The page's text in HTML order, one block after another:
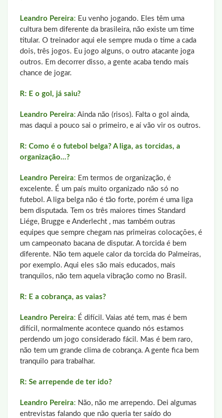
Leandro Pereira: Eu venho jogando. Eles têm uma
cultura bem diferente da brasileira, não existe um time
titular. O treinador aqui ele sempre muda o time a cada
dois, três jogos. Eu jogo alguns, o outro atacante joga
outros. Em decorrer disso, a gente acaba tendo mais
chance de jogar.
R: E o gol, já saiu?
Leandro Pereira: Ainda não (risos). Falta o gol ainda,
mas daqui a pouco sai o primeiro, e aí vão vir os outros.
R: Como é o futebol belga? A liga, as torcidas, a
organização...?
Leandro Pereira: Em termos de organização, é
excelente. É um país muito organizado não só no
futebol. A liga belga não é tão forte, porém é uma liga
bem disputada. Tem os três maiores times Standard
Liége, Brugge e Anderlecht , mas também outras
equipes que sempre chegam nas primeiras colocações, é
um campeonato bacana de disputar. A torcida é bem
diferente. Não tem aquele calor da torcida do Palmeiras,
por exemplo. Aqui eles são mais educados, mais
tranquilos, não tem aquela vibração como no Brasil.
R: E a cobrança, as vaias?
Leandro Pereira: É difícil. Vaias até tem, mas é bem
difícil, normalmente acontece quando nós estamos
perdendo um jogo considerado fácil. Mas é bem raro,
não tem um grande clima de cobrança. A gente fica bem
tranquilo para trabalhar.
R: Se arrepende de ter ido?
Leandro Pereira: Não, não me arrependo. Dei algumas
entrevistas falando que não queria ter saído do